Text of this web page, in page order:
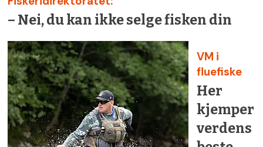
– Nei, du kan ikke selge fisken din
VM i
fluefiske
Her
kjemper
verdens